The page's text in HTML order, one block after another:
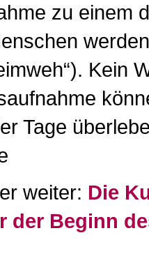
zu einem
Kein
Tage
weiter: Die
der Beginn